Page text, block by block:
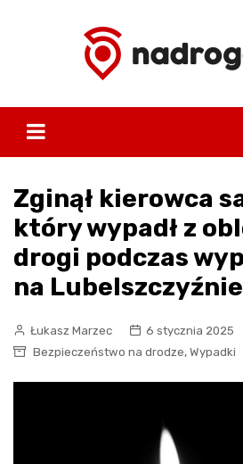
Zginął kierowca
który wypadł z
drogi podczas
na Lubelszczyźnie
Łukasz Marzec
6 stycznia 2025
Bezpieczeństwo na drodze, Wypadki